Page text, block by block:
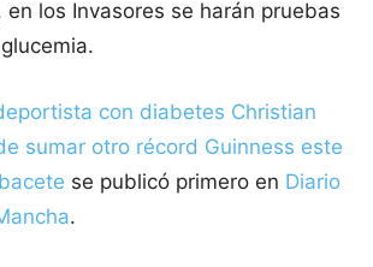
en los Invasores se harán pruebas
con diabetes Christian
sumar otro récord Guinness este
se publicó primero en Diario
.